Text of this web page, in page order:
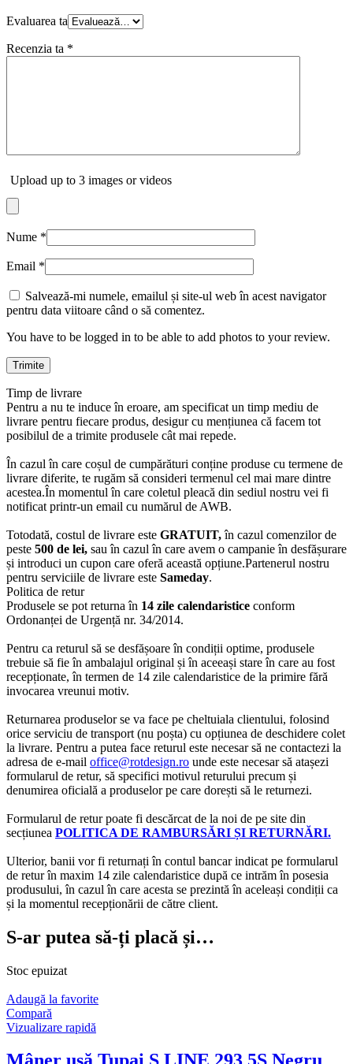
Evaluarea ta
Recenzia ta *
Upload up to 3 images or videos
Nume *
Email *
Salvează-mi numele, emailul și site-ul web în acest navigator
pentru data viitoare când o să comentez.
You have to be logged in to be able to add photos to your review.
Timp de livrare
Pentru a nu te induce în eroare, am specificat un timp mediu de
livrare pentru fiecare produs, desigur cu mențiunea că facem tot
posibilul de a trimite produsele cât mai repede.
În cazul în care coșul de cumpărături conține produse cu termene de
livrare diferite, te rugăm să consideri termenul cel mai mare dintre
acestea.În momentul în care coletul pleacă din sediul nostru vei fi
notificat printr-un email cu numărul de AWB.
Totodată, costul de livrare este GRATUIT,în cazul comenzilor de
peste 500 de lei, sau în cazul în care avem o campanie în desfășurare
și introduci un cupon care oferă această opțiune.Partenerul nostru
pentru serviciile de livrare este Sameday.
Politica de retur
Produsele se pot returna în 14 zile calendaristice conform
Ordonanței de Urgență nr. 34/2014.
Pentru ca returul să se desfășoare în condiții optime, produsele
trebuie să fie în ambalajul original și în aceeași stare în care au fost
recepționate, în termen de 14 zile calendaristice de la primire fără
invocarea vreunui motiv.
Returnarea produselor se va face pe cheltuiala clientului, folosind
orice serviciu de transport (nu poșta) cu opțiunea de deschidere colet
la livrare. Pentru a putea face returul este necesar să ne contactezi la
adresa de e-mail office@rotdesign.ro unde este necesar să atașezi
formularul de retur, să specifici motivul returului precum și
denumirea oficială a produselor pe care dorești să le returnezi.
Formularul de retur poate fi descărcat de la noi de pe site din
secțiunea POLITICA DE RAMBURSĂRI ȘI RETURNĂRI.
Ulterior, banii vor fi returnați în contul bancar indicat pe formularul
de retur în maxim 14 zile calendaristice după ce intrăm în posesia
produsului, în cazul în care acesta se prezintă în aceleași condiții ca
și la momentul recepționării de către client.
S-ar putea să-ți placă și…
Stoc epuizat
Adaugă la favorite
Compară
Vizualizare rapidă